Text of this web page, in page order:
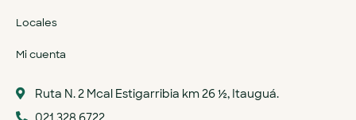
Locales
Mi cuenta
Ruta N. 2 Mcal Estigarribia km 26 ½, Itauguá.